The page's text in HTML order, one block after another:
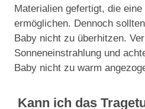
Materialien gefertigt, die
ermöglichen. Dennoch
Baby nicht zu überhitzen.
Sonneneinstrahlung und
Baby nicht zu warm
Kann ich das